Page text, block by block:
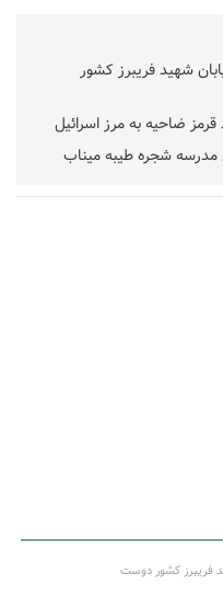
شهید فریبرز کشور
ضاحیه به مرز اسرائیل
شجره طیبه میناب
فریبرز کشور دوست